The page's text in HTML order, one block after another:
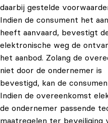
daarbij gestelde
Indien de consument het
heeft aanvaard, bevestigt
elektronische weg de
het aanbod. Zolang de
niet door de ondernemer is
bevestigd, kan de
Indien de overeenkomst
de ondernemer passende
maatregelen ter beveiliging